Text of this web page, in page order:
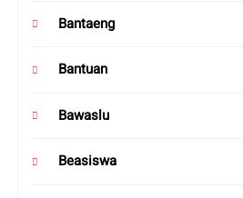
Bantaeng
Bantuan
Bawaslu
Beasiswa